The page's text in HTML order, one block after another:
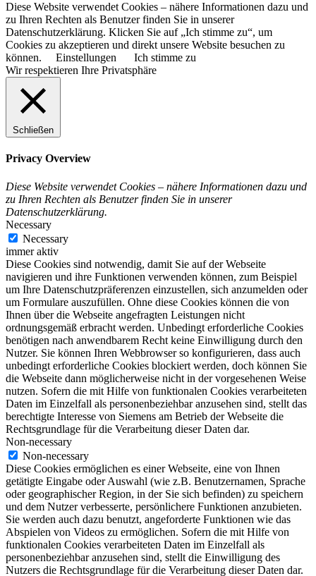
Diese Website verwendet Cookies – nähere Informationen dazu und
zu Ihren Rechten als Benutzer finden Sie in unserer
Datenschutzerklärung. Klicken Sie auf „Ich stimme zu“, um
Cookies zu akzeptieren und direkt unsere Website besuchen zu
können.
Einstellungen
Ich stimme zu
Wir respektieren Ihre Privatsphäre
Schließen
Privacy Overview
Diese Website verwendet Cookies – nähere Informationen dazu und
zu Ihren Rechten als Benutzer finden Sie in unserer
Datenschutzerklärung.
Necessary
Necessary
immer aktiv
Diese Cookies sind notwendig, damit Sie auf der Webseite
navigieren und ihre Funktionen verwenden können, zum Beispiel
um Ihre Datenschutzpräferenzen einzustellen, sich anzumelden oder
um Formulare auszufüllen. Ohne diese Cookies können die von
Ihnen über die Webseite angefragten Leistungen nicht
ordnungsgemäß erbracht werden. Unbedingt erforderliche Cookies
benötigen nach anwendbarem Recht keine Einwilligung durch den
Nutzer. Sie können Ihren Webbrowser so konfigurieren, dass auch
unbedingt erforderliche Cookies blockiert werden, doch können Sie
die Webseite dann möglicherweise nicht in der vorgesehenen Weise
nutzen. Sofern die mit Hilfe von funktionalen Cookies verarbeiteten
Daten im Einzelfall als personenbeziehbar anzusehen sind, stellt das
berechtigte Interesse von Siemens am Betrieb der Webseite die
Rechtsgrundlage für die Verarbeitung dieser Daten dar.
Non-necessary
Non-necessary
Diese Cookies ermöglichen es einer Webseite, eine von Ihnen
getätigte Eingabe oder Auswahl (wie z.B. Benutzernamen, Sprache
oder geographischer Region, in der Sie sich befinden) zu speichern
und dem Nutzer verbesserte, persönlichere Funktionen anzubieten.
Sie werden auch dazu benutzt, angeforderte Funktionen wie das
Abspielen von Videos zu ermöglichen. Sofern die mit Hilfe von
funktionalen Cookies verarbeiteten Daten im Einzelfall als
personenbeziehbar anzusehen sind, stellt die Einwilligung des
Nutzers die Rechtsgrundlage für die Verarbeitung dieser Daten dar.